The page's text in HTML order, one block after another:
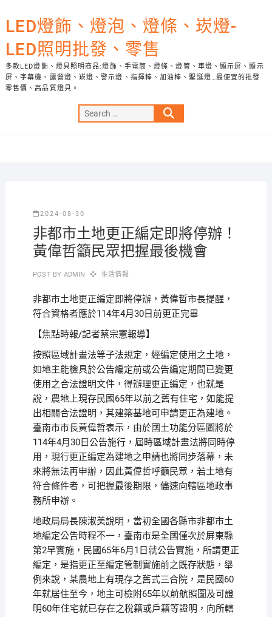
to
content
LED燈飾、燈泡、燈條、崁燈-
LED照明批發、零售
多款LED燈飾、燈具照明商品:燈飾、手電筒、燈條、燈管、車燈、顯示屏、顯示
屏、字幕機、露營燈、崁燈、警示燈、指揮棒、加油棒、聖誕燈…最便宜的批發
零售價、高品質燈具。
Search
…
2024-08-30
非都市土地更正編定即將停辦！
黃偉哲籲民眾把握最後機會
POST BY ADMIN 生活情報
非都市土地更正編定即將停辦，黃偉哲市長提醒，
符合資格者應於114年4月30日前更正完畢
【焦點時報/記者蔡宗憲報導】
按照區域計畫法等子法規定，經編定使用之土地，
如地主能檢具於公告編定前或公告編定期間已變更
使用之合法證明文件，得辦理更正編定，也就是
說，農地上現存民國65年以前之舊有住宅，如能提
出相關合法證明，其建築基地可申請更正為建地。
臺南市市長黃偉哲表示，由於國土功能分區圖將於
114年4月30日公告施行，屆時區域計畫法將同時停
用，現行更正編定為建地之申請也將同步落幕，未
來將無法再申辦，因此黃偉哲呼籲民眾，若土地有
符合條件者，可把握最後期限，儘速向轄區地政事
務所申辦。
地政局局長陳淑美說明，當初全國各縣市非都市土
地編定公告時程不一，臺南市是全國僅次於屏東縣
第2早實施，民國65年6月1日就公告實施，所謂更正
編定，是指更正至編定管制實施前之既存狀態，舉
例來說，某農地上有現存之舊式三合院，是民國60
年就居住至今，地主可檢附65年以前航照圖及可證
明60年住宅就已存在之稅籍或戶籍等證明，向所轄